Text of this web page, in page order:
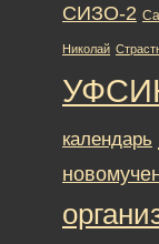
СИЗО-2
Николай
календарь